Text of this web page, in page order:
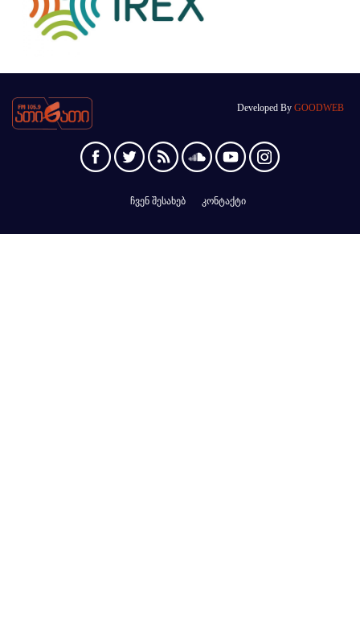
Developed By GOODWEB
ჩვენ შესახებ კონტაქტი